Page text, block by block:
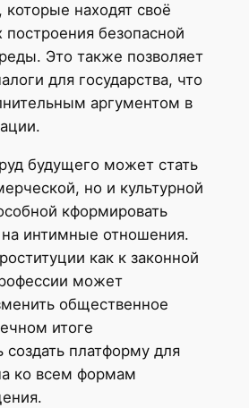
находят своё
безопасной
Это также позволяет
для государства, что
аргументом в
будущего может стать
но и культурной
кформировать
интимные отношения.
как к законной
может
общественное
итоге
создать платформу для
ко всем формам